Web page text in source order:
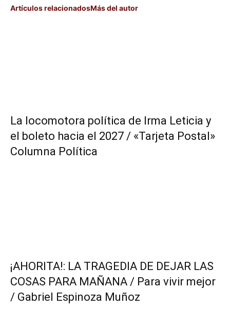
Artículos relacionadosMás del autor
La locomotora política de Irma Leticia y
el boleto hacia el 2027 / «Tarjeta Postal»
Columna Política
¡AHORITA!: LA TRAGEDIA DE DEJAR LAS
COSAS PARA MAÑANA / Para vivir mejor
/ Gabriel Espinoza Muñoz